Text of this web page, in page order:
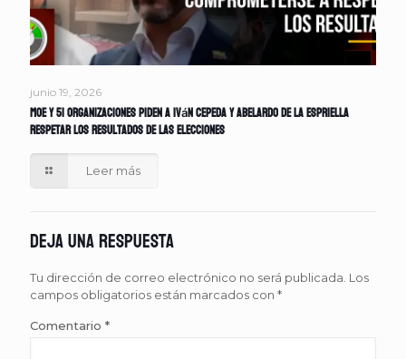
junio 19, 2026
MOE y 51 organizaciones piden a Iván Cepeda y Abelardo de la Espriella
respetar los resultados de las elecciones
Leer más
Deja una respuesta
Tu dirección de correo electrónico no será publicada. Los
campos obligatorios están marcados con *
Comentario *